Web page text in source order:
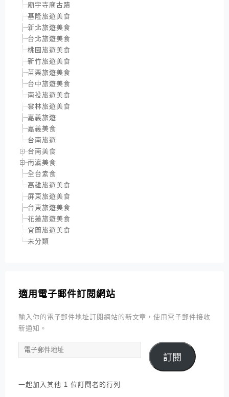
廟宇寺廟古蹟
基隆旅遊美食
新北旅遊美食
台北旅遊美食
桃園旅遊美食
新竹旅遊美食
苗栗旅遊美食
台中旅遊美食
南投旅遊美食
雲林旅遊美食
嘉義旅遊
嘉義美食
台南旅遊
台南美食
南瀛美食
全台素食
高雄旅遊美食
屏東旅遊美食
台東旅遊美食
花蓮旅遊美食
宜蘭旅遊美食
未分類
適用電子郵件訂閱網站
輸入你的電子郵件地址訂閱網站的新文章，使用電子郵件接收
新通知。
電
子
件
訂閱
一起加入其他 1 位訂閱者的行列